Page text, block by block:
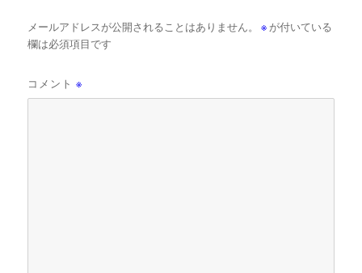
メールアドレスが公開されることはありません。 ※ が付いている
欄は必須項目です
コメント※